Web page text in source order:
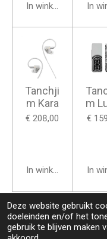
Deze website gebruikt
doeleinden en/of het
gebruik te blijven maken
In winkelwagen In
Tanchji
m Kara
€ 208,00
In winkelwagen
m
€
In